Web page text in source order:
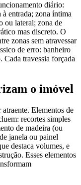
diário:
entrada; zona íntima
ou lateral; zona de
mas discreto. O
zonas sem atravessar
de erro: banheiro
Cada travessia forçada
o imóvel
atraente. Elementos de
recortes simples
de madeira (ou
janela ou painel
destaca volumes, e
Esses elementos